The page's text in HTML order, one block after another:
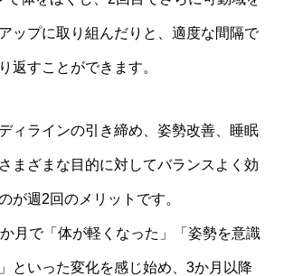
ップに取り組んだりと、適度な間隔で
返すことができます。
ィラインの引き締め、姿勢改善、睡眠
まざまな目的に対してバランスよく効
が週2回のメリットです。
月で「体が軽くなった」「姿勢を意識
といった変化を感じ始め、3か月以降